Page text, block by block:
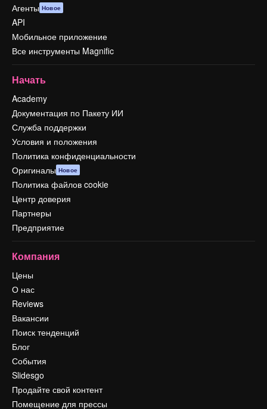
Агенты Новое
API
Мобильное приложение
Все инструменты Magnific
Начать
Academy
Документация по Пакету ИИ
Служба поддержки
Условия и положения
Политика конфиденциальности
Оригиналы Новое
Политика файлов cookie
Центр доверия
Партнеры
Предприятие
Компания
Цены
О нас
Reviews
Вакансии
Поиск тенденций
Блог
События
Slidesgo
Продайте свой контент
Помещение для прессы